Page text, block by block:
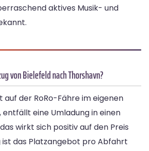
aktives Musik- und
von Bielefeld nach Thorshavn?
auf der RoRo-Fähre im eigenen
entfällt eine Umladung in einen
wirkt sich positiv auf den Preis
ist das Platzangebot pro Abfahrt